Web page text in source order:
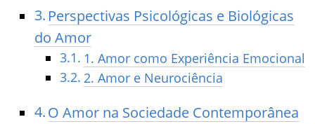
Perspectivas Psicológicas e Biológicas
do Amor
1. Amor como Experiência Emocional
2. Amor e Neurociência
O Amor na Sociedade Contemporânea